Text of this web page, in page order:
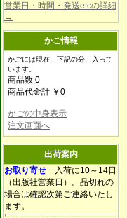
営業日・時間・発送etcの詳細
→
かご情報
かごには現在、下記の分、入って
います。
商品数 0
商品代金計 ￥0
かごの中身表示
注文画面へ
出荷案内
お取り寄せ 入荷に10～14日
（出版社営業日）。品切れの
場合は確認次第ご連絡いたし
ます。